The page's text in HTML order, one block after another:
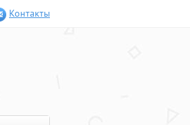
Контакты